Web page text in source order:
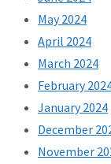
May 2024
April 2024
March 2024
February
January 2024
December
November